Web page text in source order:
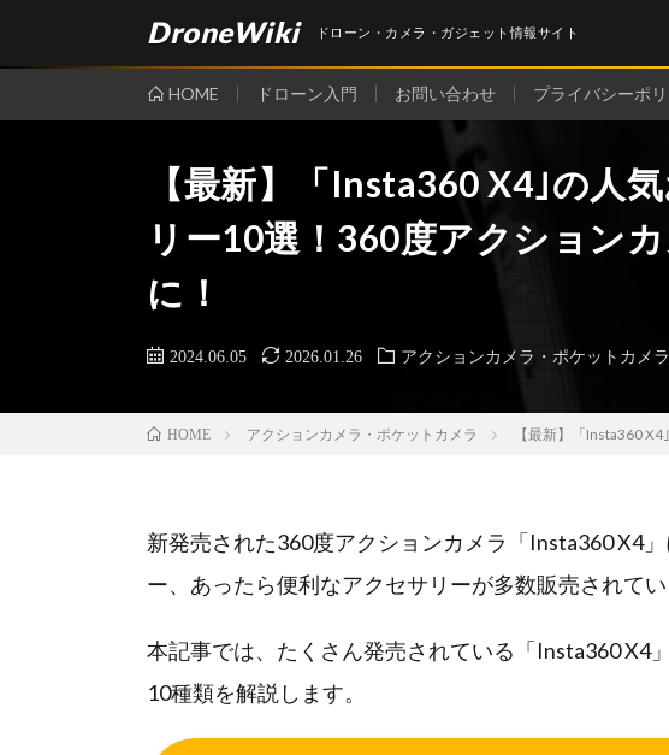
DroneWiki ドローン・カメラ・ガジェット情報サイト
HOME ドローン入門 お問い合わせ プライバシーポ
【最新】「Insta360 X4｣の人
リー10選！360度アクション
に！
2024.06.05 2026.01.26 アクションカメラ・ポケットカメラ
HOME アクションカメラ・ポケットカメラ 【最新】「Insta360
新発売された360度アクションカメラ「Insta360 X4
ー、あったら便利なアクセサリーが多数販売されてい
本記事では、たくさん発売されている「Insta360 X4
10種類を解説します。